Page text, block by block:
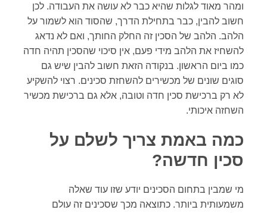
ומהר מאוד לגלות שהיא כבר לא עושה את העבודה. לכן
חשוב להבין, כבר בתחילת הדרך, שהסוד הוא לשמור על
הלהב. הלהב של הסכין זה החלק החותך, ואם לא נדאג
להשחיז את הלהב מידי פעם, אין סיכוי שהסכין תהיה חדה
כמו ביום הראשון. בנקודה הזאת חשוב להבין שיש גם
סוגים שונים של מכשירים להשחזת סכינים. רצוי להשקיע
לא רק ברכישת סכין חדה וטובה, אלא גם ברכישת מכשיר
השחזה איכותי.
כמה באמת צריך לשלם על
סכין חדשה?
מי שמבין בתחום הסכינים יודע שזו עוד שאלה
משמעותית ביותר. כתוצאה מכך שסכינים זה עולם